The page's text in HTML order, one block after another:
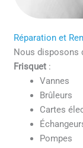
Réparation et
Nous disposons
Frisquet :
Vannes
Brûleurs
Cartes
Pompes